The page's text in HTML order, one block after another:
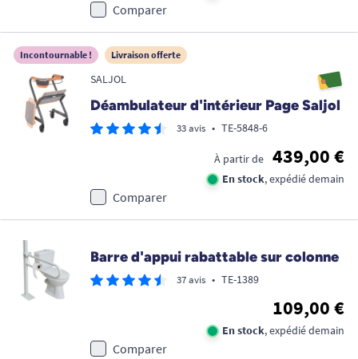
Comparer
Incontournable ! Livraison offerte
SALJOL
Déambulateur d'intérieur Page Saljol
33 avis • TE-5848-6
À partir de 439,00 €
En stock, expédié demain
Comparer
Barre d'appui rabattable sur colonne
37 avis • TE-1389
109,00 €
En stock, expédié demain
Comparer